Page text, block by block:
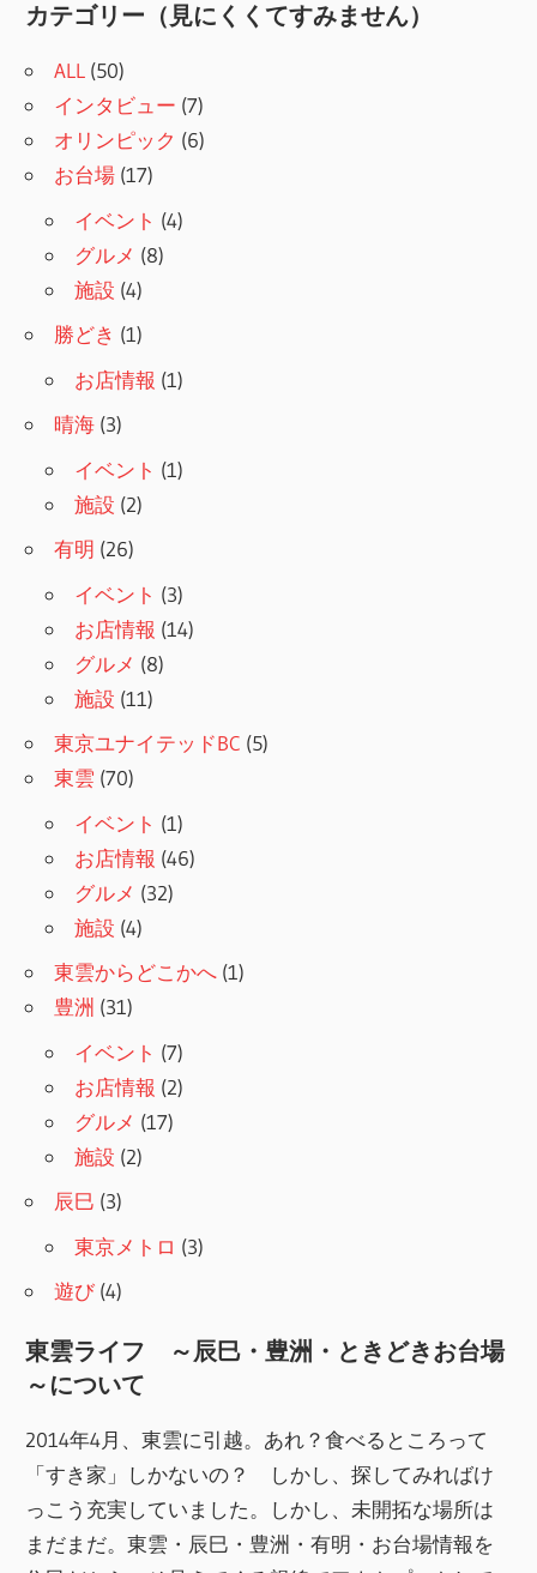
ビ
ゲ
ー
シ
ョ
ン
カテゴリー（見にくくてすみません）
ALL (50)
インタビュー (7)
オリンピック (6)
お台場 (17)
イベント (4)
グルメ (8)
施設 (4)
勝どき (1)
お店情報 (1)
晴海 (3)
イベント (1)
施設 (2)
有明 (26)
イベント (3)
お店情報 (14)
グルメ (8)
施設 (11)
東京ユナイテッドBC (5)
東雲 (70)
イベント (1)
お店情報 (46)
グルメ (32)
施設 (4)
東雲からどこかへ (1)
豊洲 (31)
イベント (7)
お店情報 (2)
グルメ (17)
施設 (2)
辰巳 (3)
東京メトロ (3)
遊び (4)
東雲ライフ ～辰巳・豊洲・ときどきお台場
～について
2014年4月、東雲に引越。あれ？食べるところって
「すき家」しかないの？ しかし、探してみればけ
っこう充実していました。しかし、未開拓な場所は
まだまだ。東雲・辰巳・豊洲・有明・お台場情報を